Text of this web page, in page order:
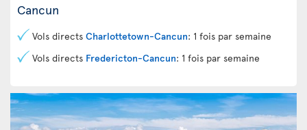
Cancun
Vols directs Charlottetown-Cancun: 1 fois par semaine
Vols directs Fredericton-Cancun: 1 fois par semaine